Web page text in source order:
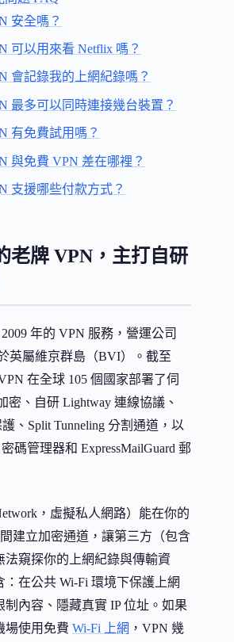
安全嗎？
可以用來看 Netflix 嗎？
會記錄我的上網紀錄嗎？
最多可以同時連接幾台裝置？
有免費試用嗎？
與免費 VPN 差在哪裡？
支援哪些付款方式？
老牌 VPN，主打自研
年的 VPN 服務，營運公司
英屬維京群島（BVI）。截至
在全球 105 個國家部署了伺
密、自研 Lightway 連線協議、
、Split Tunneling 分割通道，以
碼管理器和 ExpressMailGuard 郵
，虛擬私人網路）能在你的
建立加密通道，讓第三方（包含
法窺探你的上網紀錄與傳輸資
在公共 Wi-Fi 環境下保護上網
內容、隱藏真實 IP 位址。如果
場使用免費 Wi-Fi 上網 ，VPN 幾